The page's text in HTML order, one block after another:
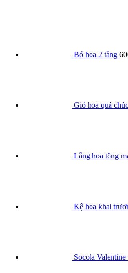
Bó hoa 2 tầng
Giỏ hoa quả
Lẵng hoa tông
Kệ hoa khai
Socola Valentine